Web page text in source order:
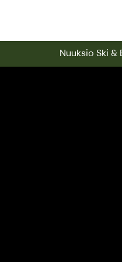
Nuuksio Ski &